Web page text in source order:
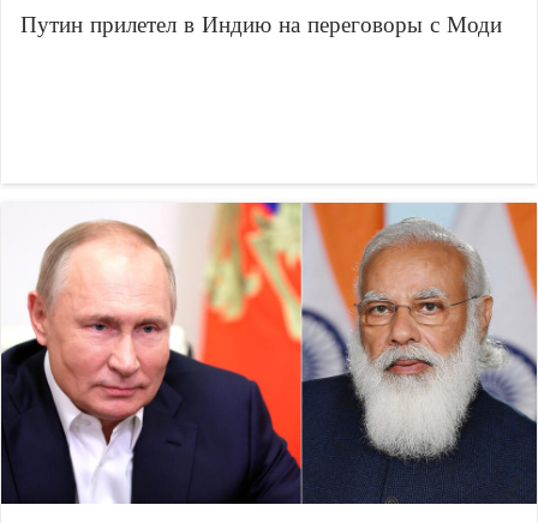
Путин прилетел в Индию на переговоры с Моди